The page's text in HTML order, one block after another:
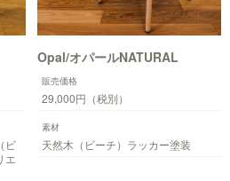
ビ
エ
Opal/オパールNATURAL
販売価格
29,000円（税別）
素材
天然木（ビーチ）ラッカー塗装